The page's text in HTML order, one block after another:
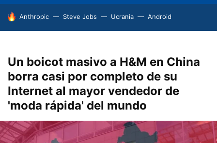
HOY SE HABLA DE
Anthropic Steve Jobs Ucrania Android
Un boicot masivo a H&M en China
borra casi por completo de su
Internet al mayor vendedor de
'moda rápida' del mundo